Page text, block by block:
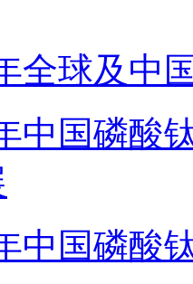
全球及中
中国磷酸
中国磷酸